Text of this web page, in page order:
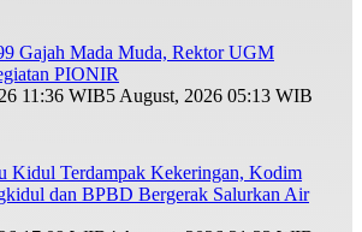
Gajah Mada Muda, Rektor UGM
PIONIR
11:36 WIB5 August, 2026 05:13 WIB
Kidul Terdampak Kekeringan, Kodim
dan BPBD Bergerak Salurkan Air